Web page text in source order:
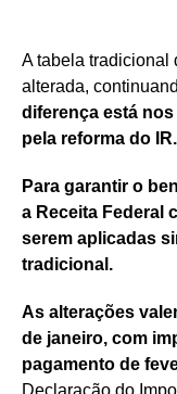
A tabela tradicional
alterada,
diferença está
pela reforma do IR.
Para garantir o
a Receita Federal
serem aplicadas
tradicional.
As alterações
de janeiro, com
pagamento de
Declaração do